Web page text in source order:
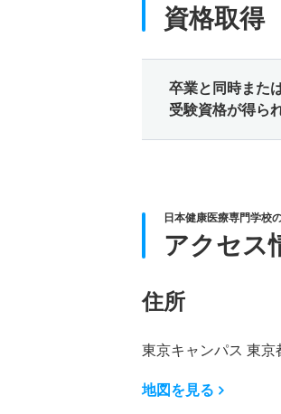
資格取得
卒業と同時また
受験資格が得ら
日本健康医療専門学校
アクセス
住所
東京キャンパス 東
地図を見る